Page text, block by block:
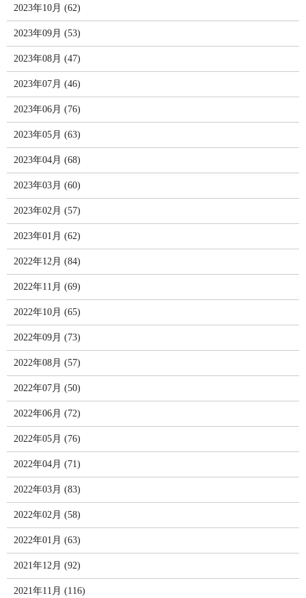
2023年10月 (62)
2023年09月 (53)
2023年08月 (47)
2023年07月 (46)
2023年06月 (76)
2023年05月 (63)
2023年04月 (68)
2023年03月 (60)
2023年02月 (57)
2023年01月 (62)
2022年12月 (84)
2022年11月 (69)
2022年10月 (65)
2022年09月 (73)
2022年08月 (57)
2022年07月 (50)
2022年06月 (72)
2022年05月 (76)
2022年04月 (71)
2022年03月 (83)
2022年02月 (58)
2022年01月 (63)
2021年12月 (92)
2021年11月 (116)